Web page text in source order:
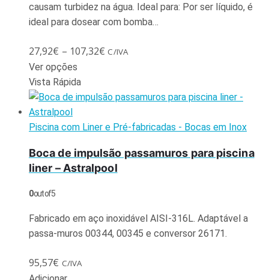
causam turbidez na água. Ideal para: Por ser líquido, é
ideal para dosear com bomba…
27,92€ – 107,32€ C/IVA
Ver opções
Vista Rápida
Piscina com Liner e Pré-fabricadas - Bocas em Inox
Boca de impulsão passamuros para piscina
liner – Astralpool
0out of 5
Fabricado em aço inoxidável AISI-316L. Adaptável a
passa-muros 00344, 00345 e conversor 26171.
95,57€ C/IVA